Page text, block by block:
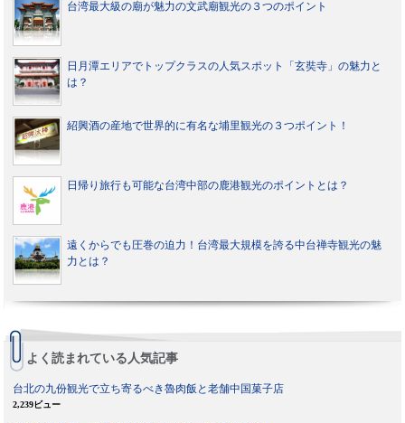
台湾最大級の廟が魅力の文武廟観光の３つのポイント
日月潭エリアでトップクラスの人気スポット「玄奘寺」の魅力と
は？
紹興酒の産地で世界的に有名な埔里観光の３つポイント！
日帰り旅行も可能な台湾中部の鹿港観光のポイントとは？
遠くからでも圧巻の迫力！台湾最大規模を誇る中台禅寺観光の魅
力とは？
よく読まれている人気記事
台北の九份観光で立ち寄るべき魯肉飯と老舗中国菓子店
2,239ビュー